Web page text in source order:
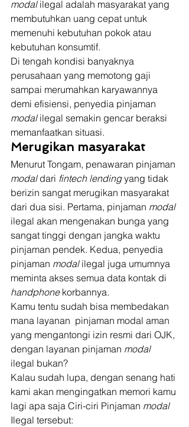
modal ilegal adalah masyarakat yang
membutuhkan uang cepat untuk
memenuhi kebutuhan pokok atau
kebutuhan konsumtif.
Di tengah kondisi banyaknya
perusahaan yang memotong gaji
sampai merumahkan karyawannya
demi efisiensi, penyedia pinjaman
modal ilegal semakin gencar beraksi
memanfaatkan situasi.
Merugikan masyarakat
Menurut Tongam, penawaran pinjaman
modal dari fintech lending yang tidak
berizin sangat merugikan masyarakat
dari dua sisi. Pertama, pinjaman modal
ilegal akan mengenakan bunga yang
sangat tinggi dengan jangka waktu
pinjaman pendek. Kedua, penyedia
pinjaman modal ilegal juga umumnya
meminta akses semua data kontak di
handphone korbannya.
Kamu tentu sudah bisa membedakan
mana layanan  pinjaman modal aman
yang mengantongi izin resmi dari OJK,
dengan layanan pinjaman modal
ilegal bukan?
Kalau sudah lupa, dengan senang hati
kami akan mengingatkan memori kamu
lagi apa saja Ciri-ciri Pinjaman modal
Ilegal tersebut: